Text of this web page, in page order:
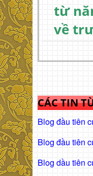
từ
về
CÁC TIN
Blog đầu tiên
Blog đầu tiên
Blog dầu tiên